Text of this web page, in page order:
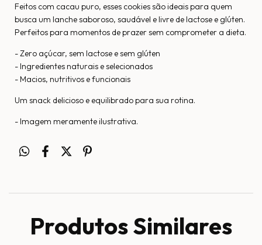
Feitos com cacau puro, esses cookies são ideais para quem
busca um lanche saboroso, saudável e livre de lactose e glúten.
Perfeitos para momentos de prazer sem comprometer a dieta.
- Zero açúcar, sem lactose e sem glúten
- Ingredientes naturais e selecionados
- Macios, nutritivos e funcionais
Um snack delicioso e equilibrado para sua rotina.
- Imagem meramente ilustrativa.
Produtos Similares